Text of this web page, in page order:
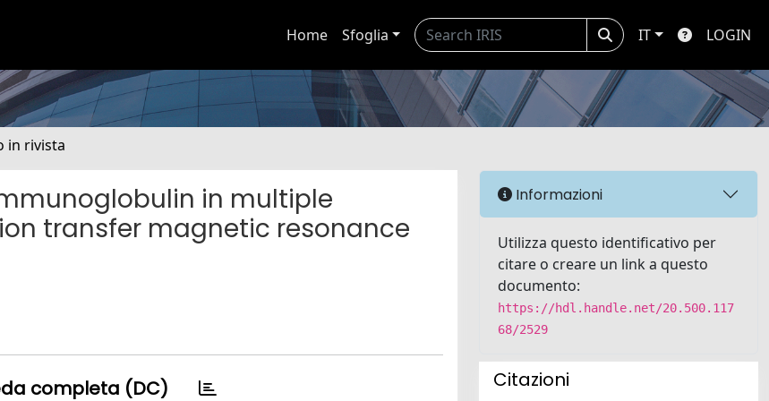
Home Sfoglia IT LOGIN
in rivista
in multiple
transfer magnetic resonance
completa (DC)
Informazioni
Utilizza questo identificativo per
citare o creare un link a questo
documento:
https://hdl.handle.net/20.500.117
68/2529
Citazioni